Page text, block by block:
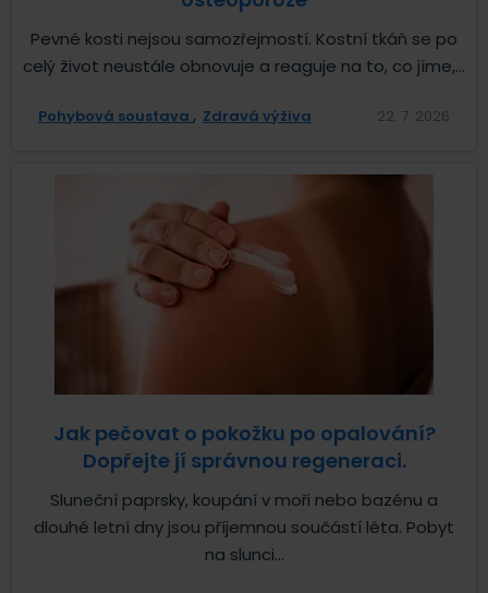
Pevné kosti nejsou samozřejmostí. Kostní tkáň se po
celý život neustále obnovuje a reaguje na to, co jíme,...
Pohybová soustava Zdravá výživa 22. 7. 2026
Jak pečovat o pokožku po opalování?
Dopřejte jí správnou regeneraci.
Sluneční paprsky, koupání v moři nebo bazénu a
dlouhé letní dny jsou příjemnou součástí léta. Pobyt
na slunci...